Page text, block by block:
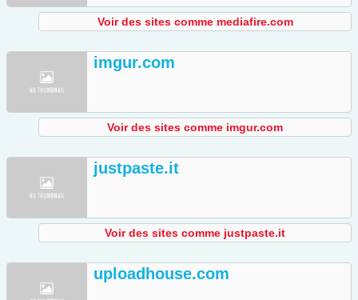
Voir des sites comme mediafire.com
imgur.com
Voir des sites comme imgur.com
justpaste.it
Voir des sites comme justpaste.it
uploadhouse.com